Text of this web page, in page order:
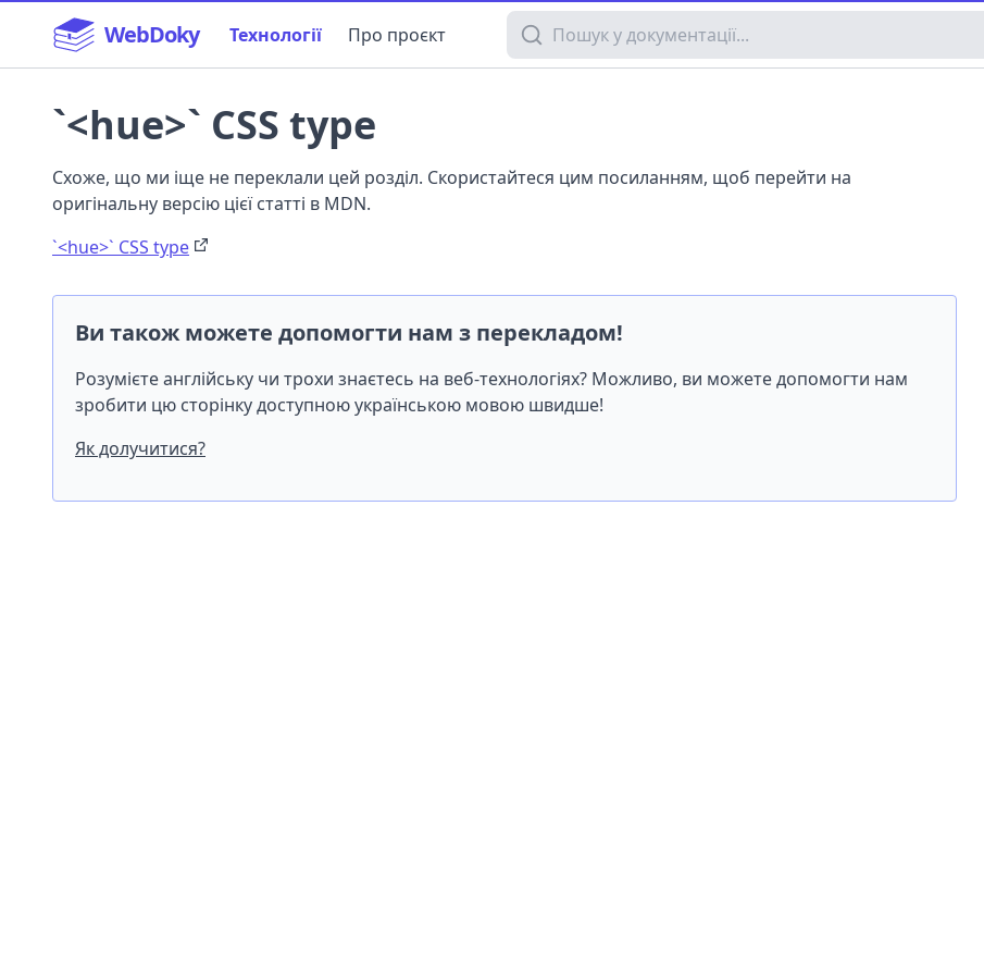
WebDoky Технології Про проєкт Пошук у документації
`<hue>` CSS type
Схоже, що ми іще не переклали цей розділ. Скористайтеся цим посиланням, щоб перейти на
оригінальну версію цієї статті в MDN.
`<hue>` CSS type
Ви також можете допомогти нам з перекладом!
Розумієте англійську чи трохи знаєтесь на веб-технологіях? Можливо, ви можете допомогти нам
зробити цю сторінку доступною українською мовою швидше!
Як долучитися?